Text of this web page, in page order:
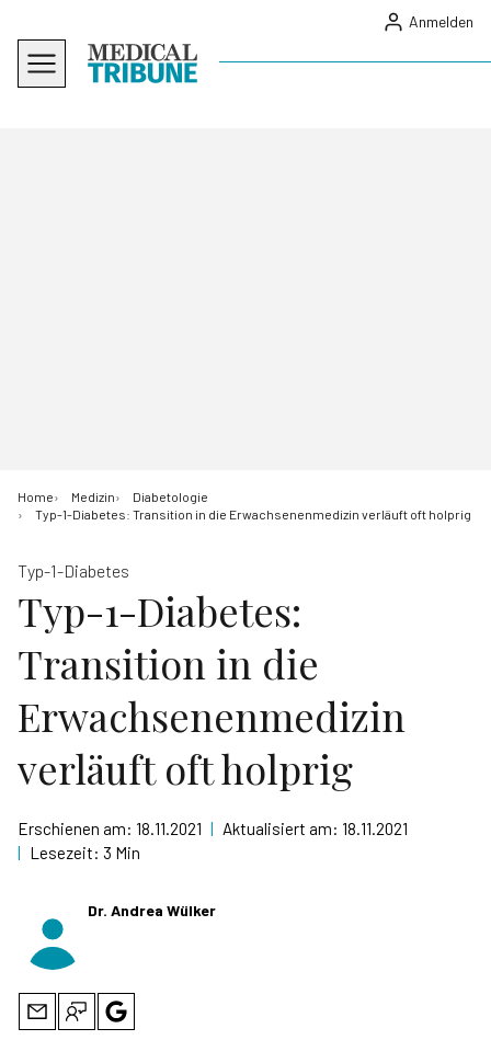
Anmelden
Home Medizin
Diabetologie
Typ-1-Diabetes: Transition in die Erwachsenenmedizin verläuft oft holprig
Typ-1-Diabetes
Typ-1-Diabetes:
Transition in die
Erwachsenenmedizin
verläuft oft holprig
Erschienen am: 18.11.2021 | Aktualisiert am: 18.11.2021
| Lesezeit: 3 Min
Dr. Andrea Wülker